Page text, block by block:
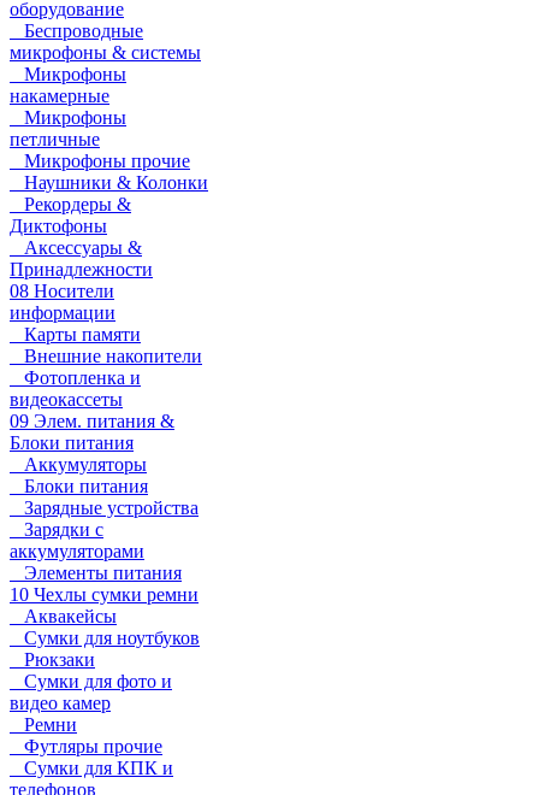
оборудование
Беспроводные
микрофоны & системы
Микрофоны
накамерные
Микрофоны
петличные
Микрофоны прочие
Наушники & Колонки
Рекордеры &
Диктофоны
Аксессуары &
Принадлежности
08 Носители
информации
Карты памяти
Внешние накопители
Фотопленка и
видеокассеты
09 Элем. питания &
Блоки питания
Аккумуляторы
Блоки питания
Зарядные устройства
Зарядки с
аккумуляторами
Элементы питания
10 Чехлы сумки ремни
Аквакейсы
Сумки для ноутбуков
Рюкзаки
Сумки для фото и
видео камер
Ремни
Футляры прочие
Сумки для КПК и
телефонов